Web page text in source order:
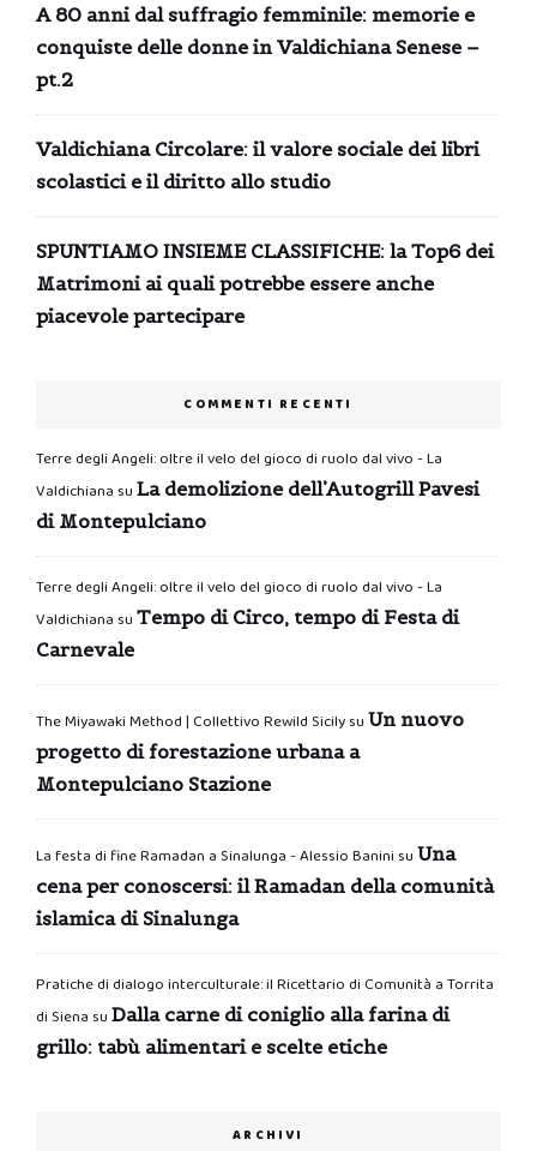
A 80 anni dal suffragio femminile: memorie e
conquiste delle donne in Valdichiana Senese –
pt.2
Valdichiana Circolare: il valore sociale dei libri
scolastici e il diritto allo studio
SPUNTIAMO INSIEME CLASSIFICHE: la Top6 dei
Matrimoni ai quali potrebbe essere anche
piacevole partecipare
COMMENTI RECENTI
Terre degli Angeli: oltre il velo del gioco di ruolo dal vivo - La
Valdichiana su La demolizione dell’Autogrill Pavesi
di Montepulciano
Terre degli Angeli: oltre il velo del gioco di ruolo dal vivo - La
Valdichiana su Tempo di Circo, tempo di Festa di
Carnevale
The Miyawaki Method | Collettivo Rewild Sicilysu Un nuovo
progetto di forestazione urbana a
Montepulciano Stazione
La festa di fine Ramadan a Sinalunga - Alessio Banini su Una
cena per conoscersi: il Ramadan della comunità
islamica di Sinalunga
Pratiche di dialogo interculturale: il Ricettario di Comunità a Torrita
di Siena su Dalla carne di coniglio alla farina di
grillo: tabù alimentari e scelte etiche
ARCHIVI